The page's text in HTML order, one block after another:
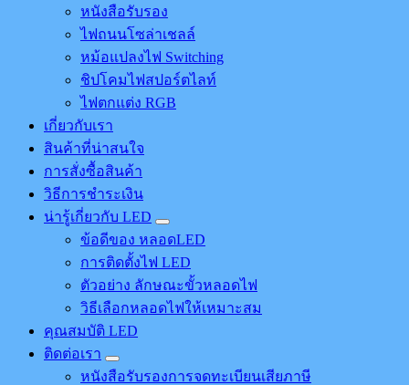
หนังสือรับรอง
ไฟถนนโซล่าเชลล์
หม้อแปลงไฟ Switching
ชิปโคมไฟสปอร์ตไลท์
ไฟตกแต่ง RGB
เกี่ยวกับเรา
สินค้าที่น่าสนใจ
การสั่งซื้อสินค้า
วิธีการชำระเงิน
น่ารู้เกี่ยวกับ LED
ข้อดีของ หลอดLED
การติดตั้งไฟ LED
ตัวอย่าง ลักษณะขั้วหลอดไฟ
วิธีเลือกหลอดไฟให้เหมาะสม
คุณสมบัติ LED
ติดต่อเรา
หนังสือรับรองการจดทะเบียนเสียภาษี